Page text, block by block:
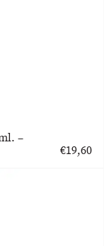
–
€19,60